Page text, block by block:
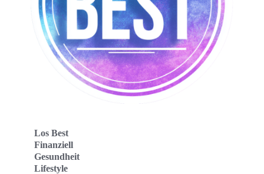
Los Best
Finanziell
Gesundheit
Lifestyle